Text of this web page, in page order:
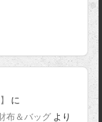
に
布＆バッグ より